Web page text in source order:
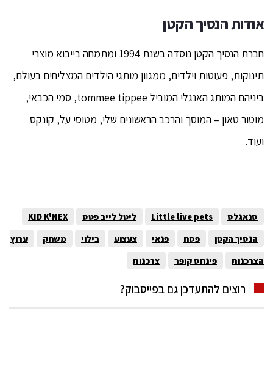
אודות הנסיך הקטן
חברת הנסיך הקטן נוסדה בשנת 1994 ומתמחה בייבוא מוצרי
תינוקות, פעוטות וילדים, ממגוון מותגי הילדים המצליחים בעולם,
ביניהם המותג האנגלי המוביל tommee tippee, סמי הכבאי,
מוטור טאון – המוסך והרכב הראשונים שלי, מטוסי על, קונקס
ועוד.
סנאגלס Little live pets ליטל לייב פטס
KID K'NEX
הנסיך הקטן
פסח פנאי צעצוע בילוי משחק
ערוץ
הצרכנות
פינחס קופר צרכנות
רוצים להתעדכן גם בפייסבוק?